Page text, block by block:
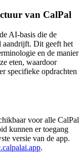
van CalPal
AI-basis die de
aandrijft. Dit geeft het
en de manier
eten, waardoor
specifieke opdrachten
voor alle CalPal
kunnen er toegang
versie van de app.
.